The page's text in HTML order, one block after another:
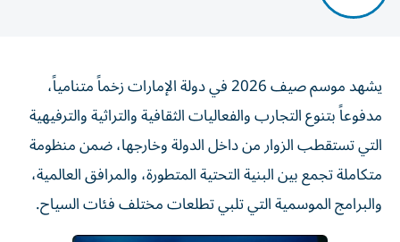
يشهد موسم صيف 2026 في دولة الإمارات زخماً متنامياً،
مدفوعاً بتنوع التجارب والفعاليات الثقافية والتراثية والترفيهية
التي تستقطب الزوار من داخل الدولة وخارجها، ضمن منظومة
متكاملة تجمع بين البنية التحتية المتطورة، والمرافق العالمية،
والبرامج الموسمية التي تلبي تطلعات مختلف فئات السياح.